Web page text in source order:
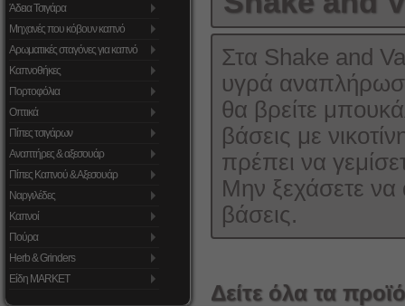
Άδεια Τσιγάρα
Μηχανές που κόβουν καπνό
Αρωματικές σταγόνες για καπνό
Καπνοθήκες
Πορτοφόλια
Οπτικά
Πίπες τσιγάρων
Αναπτήρες & αξεσουάρ
Πίπες Καπνού & Αξεσουάρ
Ναργιλέδες
Καπνοί
Πούρα
Herb & Grinders
Είδη MARKET
Στα Shake and
υγρά
θα βρείτε
βάσεις με
πρέπει να
Μην ξεχάσετε να
βάσεις.
Δείτε όλα τα